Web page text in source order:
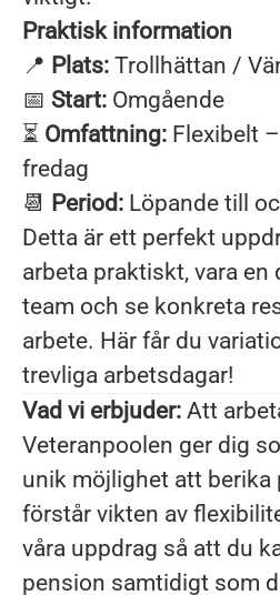
Praktisk information
📍 Plats: Trollhättan /
📅 Start: Omgående
⏳ Omfattning: Flexibelt
fredag
📆 Period: Löpande till
Detta är ett perfekt
arbeta praktiskt, vara en
team och se konkreta
arbete. Här får du
trevliga arbetsdagar!
Vad vi erbjuder: Att
Veteranpoolen ger dig
unik möjlighet att berika
förstår vikten av
våra uppdrag så att du
pension samtidigt som